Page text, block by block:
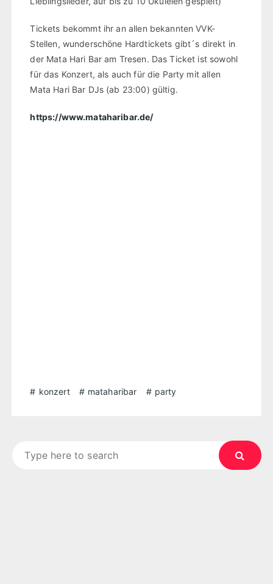
Tickets bekommt ihr an allen bekannten VVK-
Stellen, wunderschöne Hardtickets gibt´s direkt in
der Mata Hari Bar am Tresen. Das Ticket ist sowohl
für das Konzert, als auch für die Party mit allen
Mata Hari Bar DJs (ab 23:00) gültig.
https://www.mataharibar.de/
konzert mataharibar party